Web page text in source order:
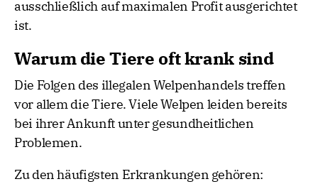
ausschließlich auf maximalen Profit ausgerichtet
ist.
Warum die Tiere oft krank sind
Die Folgen des illegalen Welpenhandels treffen
vor allem die Tiere. Viele Welpen leiden bereits
bei ihrer Ankunft unter gesundheitlichen
Problemen.
Zu den häufigsten Erkrankungen gehören: